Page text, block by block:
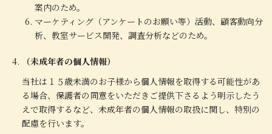
案内のため。
マーケティング（アンケートのお願い等）活動、顧客動向分
析、教室サービス開発、調査分析などのため。
（未成年者の個人情報）
当社は１５歳未満のお子様から個人情報を取得する可能性があ
る場合、保護者の同意をいただきご提供下さるよう明示したう
えで取得するなど、未成年者の個人情報の取扱に関し、特別の
配慮を行います。